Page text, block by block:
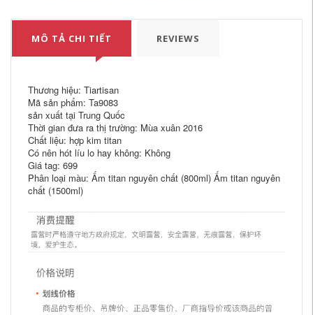
MÔ TẢ CHI TIẾT REVIEWS
Thương hiệu: Tiartisan
Mã sản phẩm: Ta9083
sản xuất tại Trung Quốc
Thời gian đưa ra thị trường: Mùa xuân 2016
Chất liệu: hợp kim titan
Có nên hót líu lo hay không: Không
Giá tag: 699
Phân loại màu: Ấm titan nguyên chất (800ml) Ấm titan nguyên
chất (1500ml)